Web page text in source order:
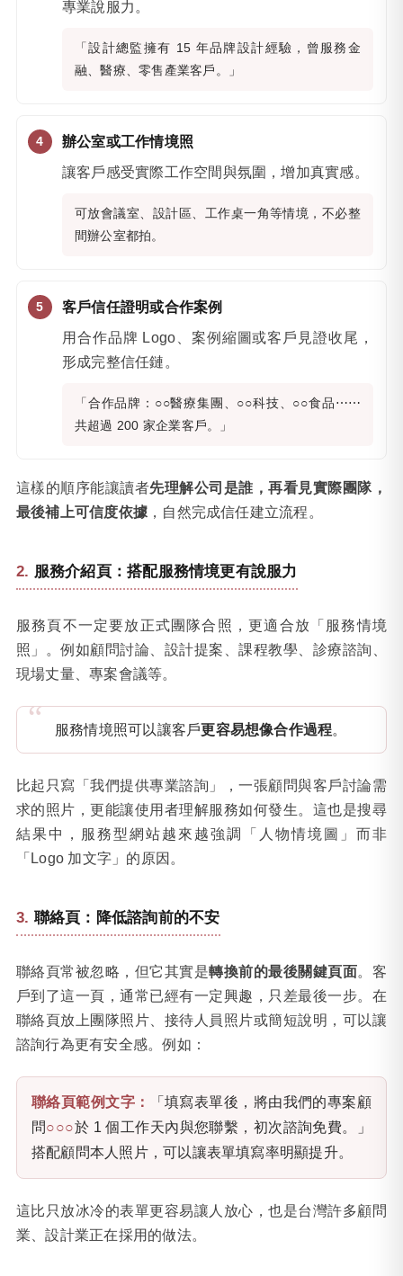
專業說服力。
「設計總監擁有 15 年品牌設計經驗，曾服務金
融、醫療、零售產業客戶。」
辦公室或工作情境照
讓客戶感受實際工作空間與氛圍，增加真實感。
可放會議室、設計區、工作桌一角等情境，不必整
間辦公室都拍。
客戶信任證明或合作案例
用合作品牌 Logo、案例縮圖或客戶見證收尾，
形成完整信任鏈。
「合作品牌：○○醫療集團、○○科技、○○食品⋯⋯
共超過 200 家企業客戶。」
這樣的順序能讓讀者先理解公司是誰，再看見實際團隊，
最後補上可信度依據 ，自然完成信任建立流程。
服務介紹頁：搭配服務情境更有說服力
服務頁不一定要放正式團隊合照，更適合放「服務情境
照」。例如顧問討論、設計提案、課程教學、診療諮詢、
現場丈量、專案會議等。
服務情境照可以讓客戶更容易想像合作過程。
比起只寫「我們提供專業諮詢」，一張顧問與客戶討論需
求的照片，更能讓使用者理解服務如何發生。這也是搜尋
結果中，服務型網站越來越強調「人物情境圖」而非
「Logo 加文字」的原因。
聯絡頁：降低諮詢前的不安
聯絡頁常被忽略，但它其實是轉換前的最後關鍵頁面。客
戶到了這一頁，通常已經有一定興趣，只差最後一步。在
聯絡頁放上團隊照片、接待人員照片或簡短說明，可以讓
諮詢行為更有安全感。例如：
聯絡頁範例文字：
「填寫表單後，將由我們的專案顧
問○○○於 1 個工作天內與您聯繫，初次諮詢免費。」
搭配顧問本人照片，可以讓表單填寫率明顯提升。
這比只放冰冷的表單更容易讓人放心，也是台灣許多顧問
業、設計業正在採用的做法。